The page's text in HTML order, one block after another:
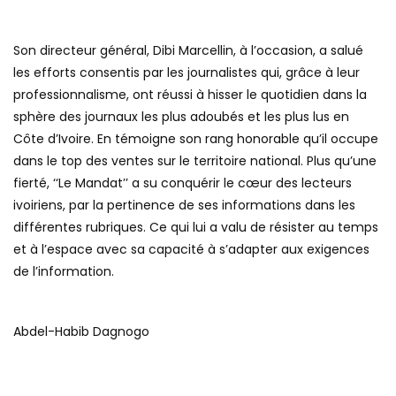
Son directeur général, Dibi Marcellin, à l’occasion, a salué
les efforts consentis par les journalistes qui, grâce à leur
professionnalisme, ont réussi à hisser le quotidien dans la
sphère des journaux les plus adoubés et les plus lus en
Côte d’Ivoire. En témoigne son rang honorable qu’il occupe
dans le top des ventes sur le territoire national. Plus qu’une
fierté, ‘‘Le Mandat’’ a su conquérir le cœur des lecteurs
ivoiriens, par la pertinence de ses informations dans les
différentes rubriques. Ce qui lui a valu de résister au temps
et à l’espace avec sa capacité à s’adapter aux exigences
de l’information.
Abdel-Habib Dagnogo